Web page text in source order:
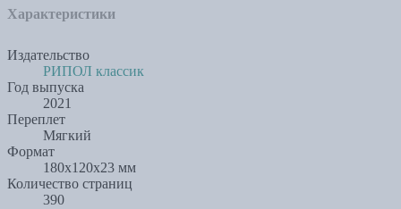
Характеристики
Издательство
РИПОЛ классик
Год выпуска
2021
Переплет
Мягкий
Формат
180x120x23 мм
Количество страниц
390